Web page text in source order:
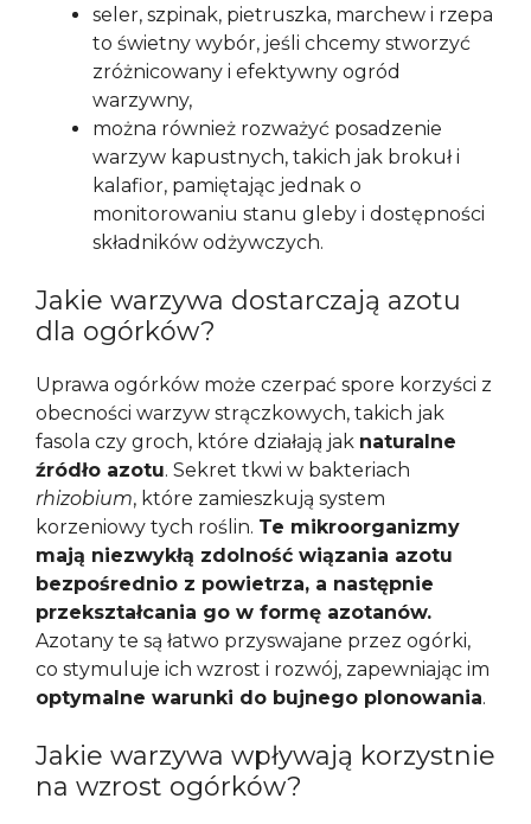
seler, szpinak, pietruszka, marchew i rzepa
to świetny wybór, jeśli chcemy stworzyć
zróżnicowany i efektywny ogród
warzywny,
można również rozważyć posadzenie
warzyw kapustnych, takich jak brokuł i
kalafior, pamiętając jednak o
monitorowaniu stanu gleby i dostępności
składników odżywczych.
Jakie warzywa dostarczają azotu
dla ogórków?
Uprawa ogórków może czerpać spore korzyści z
obecności warzyw strączkowych, takich jak
fasola czy groch, które działają jak naturalne
źródło azotu. Sekret tkwi w bakteriach
rhizobium, które zamieszkują system
korzeniowy tych roślin. Te mikroorganizmy
mają niezwykłą zdolność wiązania azotu
bezpośrednio z powietrza, a następnie
przekształcania go w formę azotanów.
Azotany te są łatwo przyswajane przez ogórki,
co stymuluje ich wzrost i rozwój, zapewniając im
optymalne warunki do bujnego plonowania.
Jakie warzywa wpływają korzystnie
na wzrost ogórków?